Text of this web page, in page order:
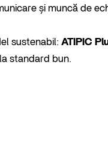
și muncă de
sustenabil: ATIPIC
standard bun.